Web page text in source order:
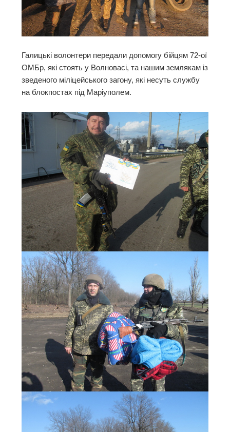
Галицькі волонтери передали допомогу бійцям 72-ої
ОМБр, які стоять у Волновасі, та нашим землякам із
зведеного міліцейського загону, які несуть службу
на блокпостах під Маріуполем.